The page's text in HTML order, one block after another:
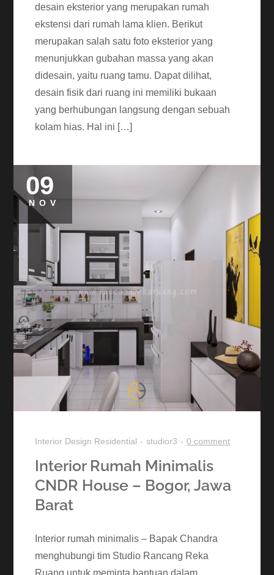
desain eksterior yang merupakan rumah
ekstensi dari rumah lama klien. Berikut
merupakan salah satu foto eksterior yang
menunjukkan gubahan massa yang akan
didesain, yaitu ruang tamu. Dapat dilihat,
desain fisik dari ruang ini memiliki bukaan
yang berhubungan langsung dengan sebuah
kolam hias. Hal ini […]
09
NOV
Interior Design Residential studior3 0 comment
Interior Rumah Minimalis
CNDR House – Bogor, Jawa
Barat
Interior rumah minimalis – Bapak Chandra
menghubungi tim Studio Rancang Reka
Ruang untuk meminta bantuan dalam